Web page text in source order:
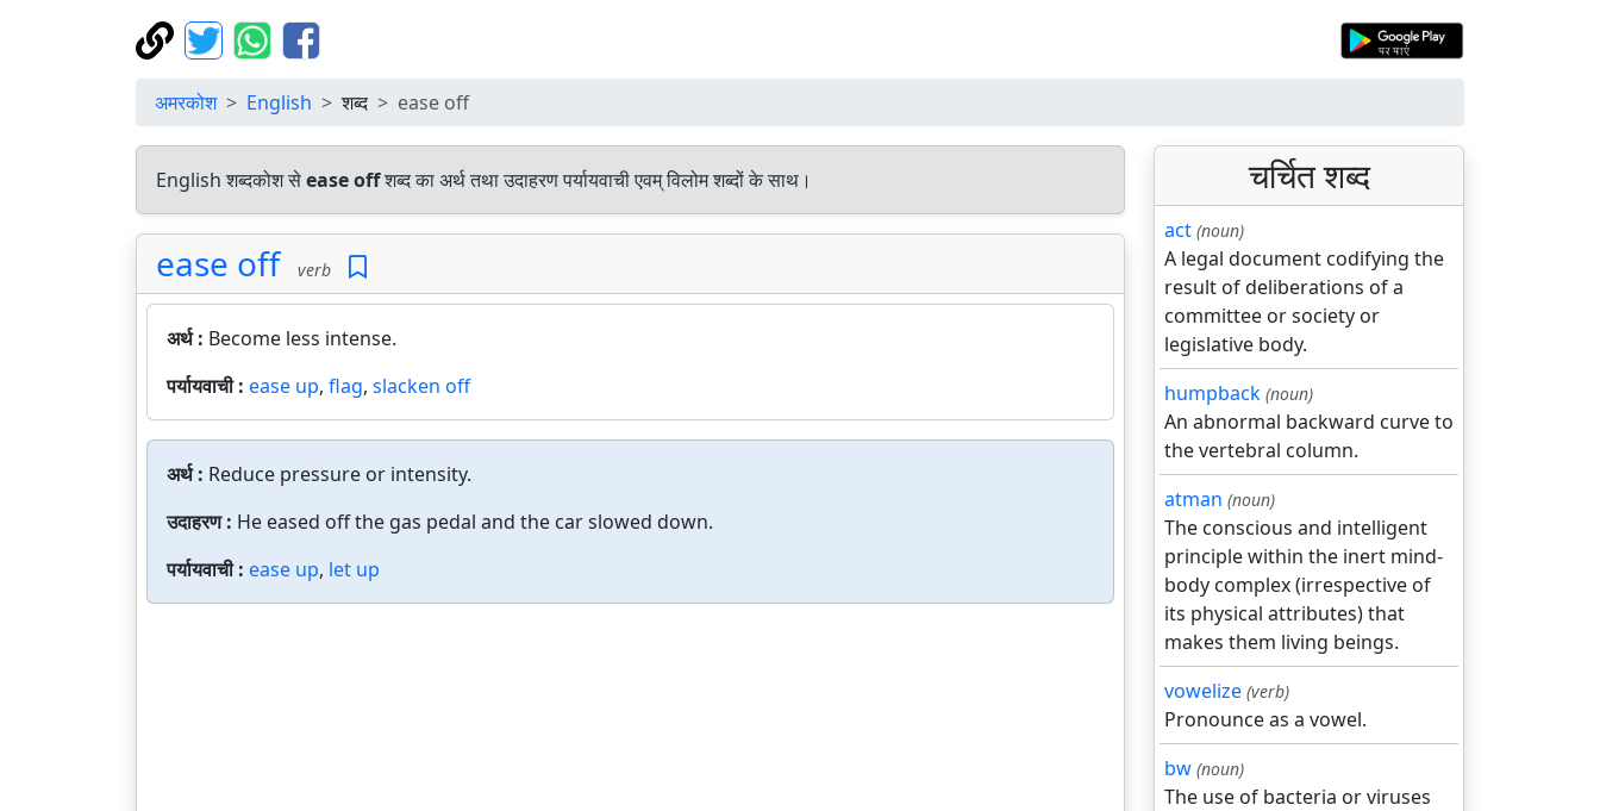
अमरकोश English शब्द ease off
English शब्दकोश सेease offशब्द का अर्थ तथा उदाहरण पर्यायवाची एवम् विलोम शब्दों के साथ।
ease off verb
अर्थ : Become less intense.
पर्यायवाची : ease up, flag, slacken off
अर्थ : Reduce pressure or intensity.
उदाहरण : He eased off the gas pedal and the car slowed down.
पर्यायवाची : ease up, let up
चर्चित शब्द
act (noun)
A legal document codifying the
result of deliberations of a
committee or society or
legislative body.
humpback (noun)
An abnormal backward curve to
the vertebral column.
atman (noun)
The conscious and intelligent
principle within the inert mind-
body complex (irrespective of
its physical attributes) that
makes them living beings.
vowelize (verb)
Pronounce as a vowel.
bw (noun)
The use of bacteria or viruses